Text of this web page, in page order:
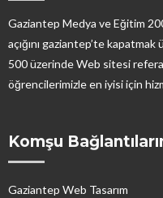
Gaziantep Medya ve Eğitim
açığını gaziantep’te
500 üzerinde Web sitesi
öğrencilerimizle en iyisi için
Komşu
Gaziantep Web Tasarım